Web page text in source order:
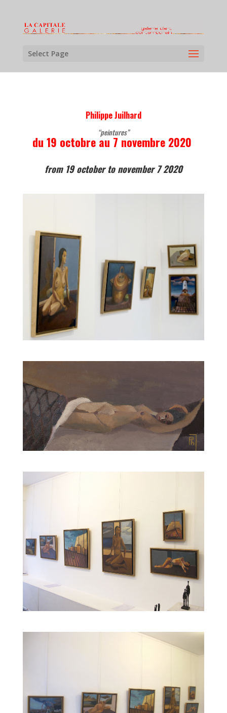
Select Page
Philippe Juilhard
“peintures”
du 19 octobre au 7 novembre 2020
from 19 october to november 7 2020